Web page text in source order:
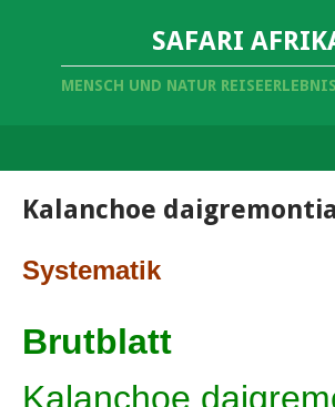
SAFARI
MENSCH UND NATUR
Kalanchoe
Systematik
Brutblatt
Kalanchoe